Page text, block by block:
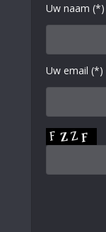
Uw naam (*)
Uw email (*)